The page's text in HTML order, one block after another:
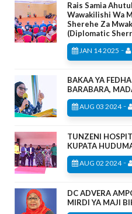
Rais Samia
Wawakilishi Wa
Sherehe Za
(Diplomatic
JAN 14 2025 -
BAKAA YA
BARABARA,
AUG 03 2024-
TUNZENI
KUPATA
AUG 02 2024-
DC ADVERA
MIRDI YA MAJI